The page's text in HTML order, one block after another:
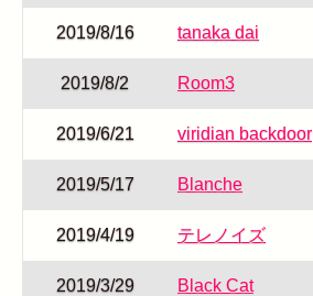
2019/8/16 tanaka dai
2019/8/2 Room3
2019/6/21 viridian backdoor
2019/5/17 Blanche
2019/4/19 テレノイズ
2019/3/29 Black Cat